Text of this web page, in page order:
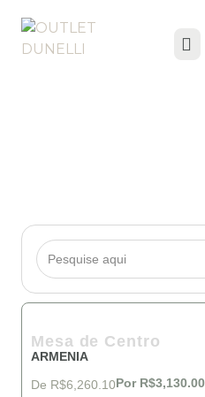
Mesa de Centro
ARMENIA
De R$6,260.10Por R$3,130.00